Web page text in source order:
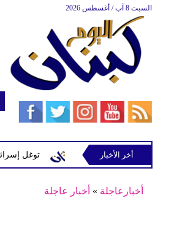
السبت 8 آب / أغسطس 2026
توغل إسرائيلي في في رب ثلاثين
أخر الأخبار
أخبارعاجلة » أخبار عاجلة